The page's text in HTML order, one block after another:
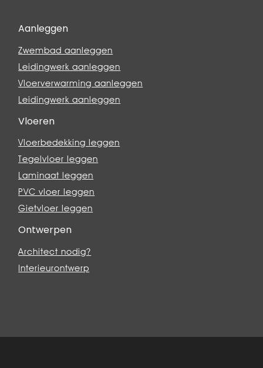
Aanleggen
Zwembad aanleggen
Leidingwerk aanleggen
Vloerverwarming aanleggen
Leidingwerk aanleggen
Vloeren
Vloerbedekking leggen
Tegelvloer leggen
Laminaat leggen
PVC vloer leggen
Gietvloer leggen
Ontwerpen
Architect nodig?
Interieurontwerp